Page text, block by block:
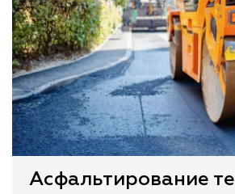
Асфальтирование